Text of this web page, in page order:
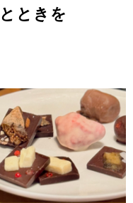
ときを